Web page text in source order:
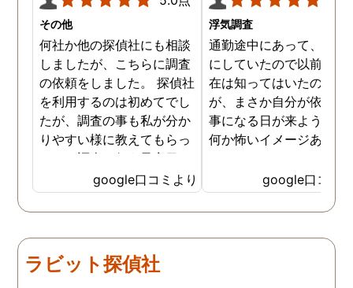
その他
何社か他の探偵社にも相談
しましたが、こちらに調査
の依頼をしました。 探偵社
を利用するのは初めてでし
たが、調査の事も私が分か
りやすい様に教えてもらっ
たり、調査を行う予定日は
私の希望を聞いてもらいつ
つ、探偵さんのご意見も取
り入れ、細かく打ち合わせ
た。調査を行った日はその
日の報告を入れてくれたり
google口コミより
浮気調査
通勤途中にあって、毎日
にしていたので以前から
在は知ってはいたのです
が、まさか自分が依頼す
事になる日が来ようと
何か怖いイメージありま
応も良く、安心して相談
きました。 調査後に弁
さんも紹介していただき
した！ありがとうござい
google口コミ
ラビット探偵社